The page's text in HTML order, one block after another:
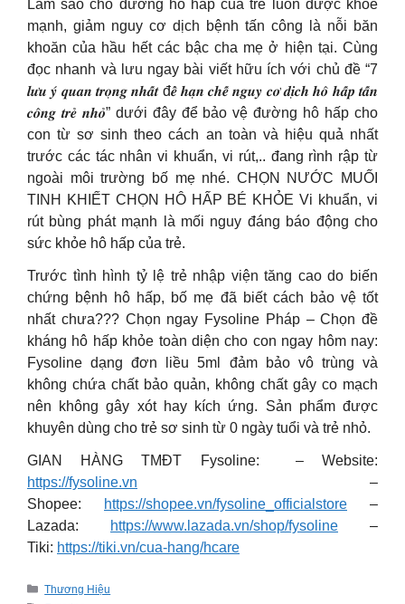
Làm sao cho đường hô hấp của trẻ luôn được khỏe
mạnh, giảm nguy cơ dịch bệnh tấn công là nỗi băn
khoăn của hầu hết các bậc cha mẹ ở hiện tại. Cùng
đọc nhanh và lưu ngay bài viết hữu ích với chủ đề “7
𝒍𝒖̛𝒖 𝒚́ 𝒒𝒖𝒂𝒏 𝒕𝒓𝒐̣𝒏𝒈 𝒏𝒉𝒂̂́𝒕 đ𝒆̂̉ 𝒉𝒂̣𝒏 𝒄𝒉𝒆̂́ 𝒏𝒈𝒖𝒚 𝒄𝒐̛ 𝒅𝒊̣𝒄𝒉 𝒉𝒐̂ 𝒉𝒂̂́𝒑 𝒕𝒂̂́𝒏
𝒄𝒐̂𝒏𝒈 𝒕𝒓𝒆̉ 𝒏𝒉𝒐̉” dưới đây để bảo vệ đường hô hấp cho
con từ sơ sinh theo cách an toàn và hiệu quả nhất
trước các tác nhân vi khuẩn, vi rút,.. đang rình rập từ
ngoài môi trường bố mẹ nhé. CHỌN NƯỚC MUỐI
TINH KHIẾT CHỌN HÔ HẤP BÉ KHỎE Vi khuẩn, vi
rút bùng phát mạnh là mối nguy đáng báo động cho
sức khỏe hô hấp của trẻ.
Trước tình hình tỷ lệ trẻ nhập viện tăng cao do biến
chứng bệnh hô hấp, bố mẹ đã biết cách bảo vệ tốt
nhất chưa??? Chọn ngay Fysoline Pháp – Chọn đề
kháng hô hấp khỏe toàn diện cho con ngay hôm nay:
️Fysoline dạng đơn liều 5ml đảm bảo vô trùng và
không chứa chất bảo quản, không chất gây co mạch
nên không gây xót hay kích ứng. ️Sản phẩm được
khuyên dùng cho trẻ sơ sinh từ 0 ngày tuổi và trẻ nhỏ.
GIAN HÀNG TMĐT Fysoline: – Website:
https://fysoline.vn –
Shopee:
https://shopee.vn/fysoline_officialstore –
Lazada:
https://www.lazada.vn/shop/fysoline –
Tiki: https://tiki.vn/cua-hang/hcare
Categories
Thương Hiệu